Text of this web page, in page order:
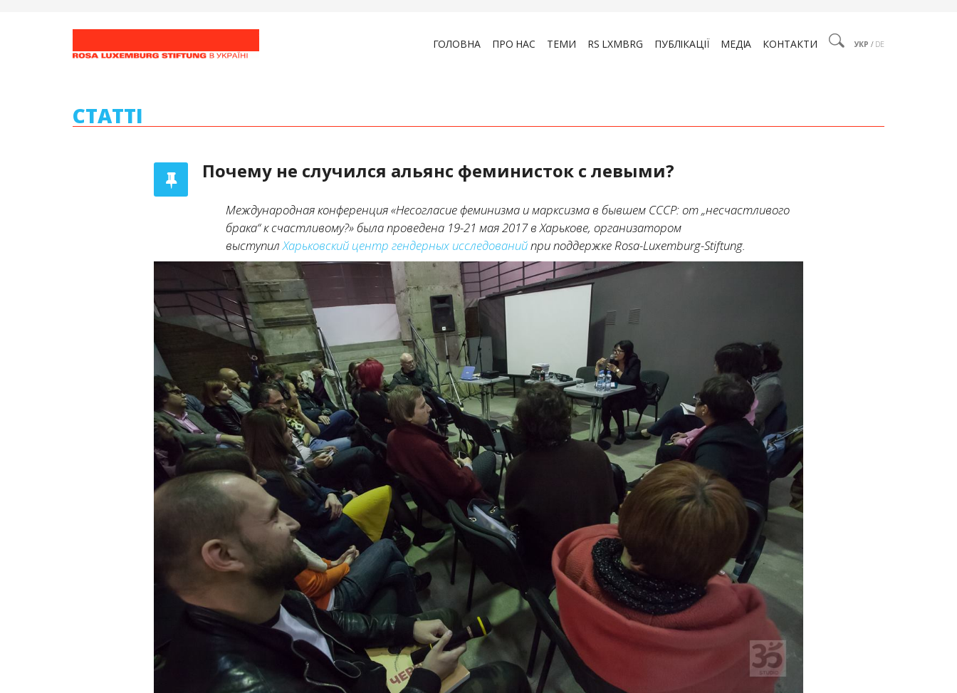
УКР / DE
ГОЛОВНА ПРО НАС ТЕМИ RS LXMBRG ПУБЛІКАЦІЇ МЕДІА КОНТАКТИ
СТАТТІ
Почему не случился альянс феминисток с левыми?
Международная конференция «Несогласие феминизма и марксизма в бывшем СССР: от „несчастливого
брака“ к счастливому?» была проведена 19-21 мая 2017 в Харькове, организатором
выступилХарьковский центр гендерных исследованийпри поддержке Rosa-Luxemburg-Stiftung.